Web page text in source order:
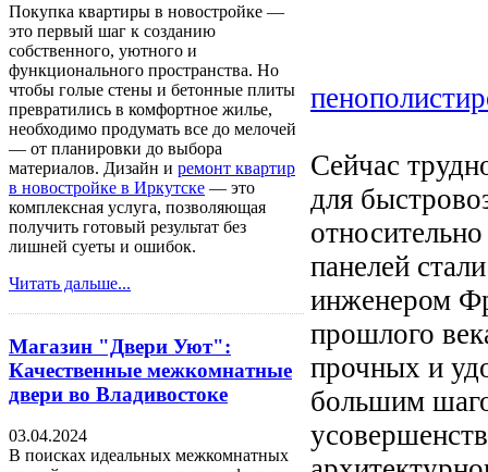
Покупка квартиры в новостройке —
это первый шаг к созданию
собственного, уютного и
функционального пространства. Но
чтобы голые стены и бетонные плиты
превратились в комфортное жилье,
необходимо продумать все до мелочей
— от планировки до выбора
материалов. Дизайн и ремонт квартир
в новостройке в Иркутске — это
комплексная услуга, позволяющая
получить готовый результат без
лишней суеты и ошибок.
Читать дальше...
Магазин "Двери Уют":
Качественные межкомнатные
двери во Владивостоке
03.04.2024
В поисках идеальных межкомнатных
Сейчас
для
панелей
инженером
прошлого
прочных и
большим